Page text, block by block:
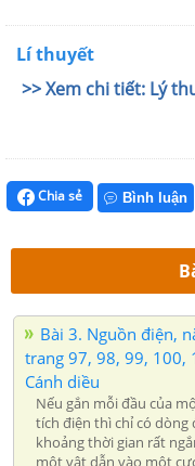
Lí thuyết
>> Xem chi tiết: Lý
Chia sẻ Bình luận
Bài 3. Nguồn điện,
trang 97, 98, 99, 100,
Cánh diều
Nếu gắn mỗi đầu của
tích điện thì chỉ có
khoảng thời gian rất
một vật dẫn vào một